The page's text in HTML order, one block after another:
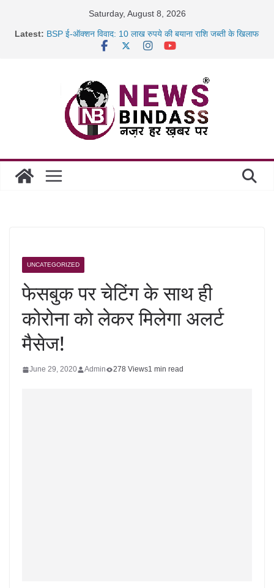
Saturday, August 8, 2026
Latest: BSP ई-ऑक्शन विवाद: 10 लाख रुपये की बयाना राशि जब्ती के खिलाफ
साइबर ठगी पर दुर्ग पुलिस का बड़ा एक्शन: 13 म्यूल बैंक खाताधारक
गिरफ्तार
UNCATEGORIZED
फेसबुक पर चेटिंग के साथ ही
कोरोना को लेकर मिलेगा अलर्ट
मैसेज!
June 29, 2020 Admin 278 Views1 min read